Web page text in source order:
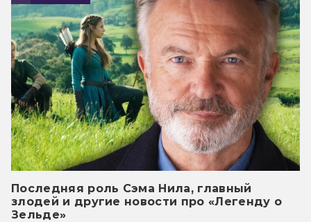
Последняя роль Сэма Нила, главный
злодей и другие новости про «Легенду о
Зельде»